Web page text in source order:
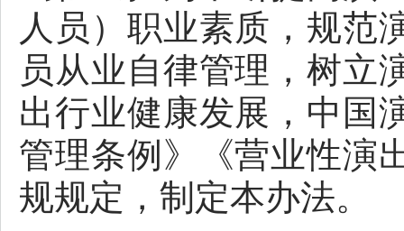
人员）职业素质，规范
员从业自律管理，树立
出行业健康发展，中国
管理条例》《营业性演
规规定，制定本办法。